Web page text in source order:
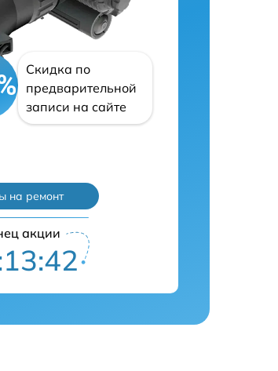
Скидка по
предварительной
записи на сайте
на ремонт
акции